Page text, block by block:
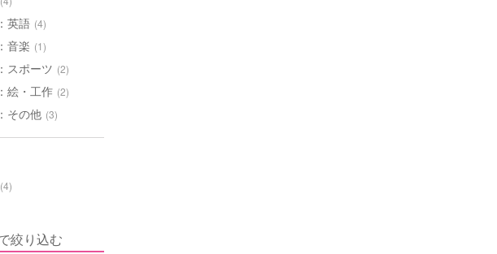
英語 (4)
音楽 (1)
スポーツ (2)
絵・工作 (2)
その他 (3)
(4)
絞り込む